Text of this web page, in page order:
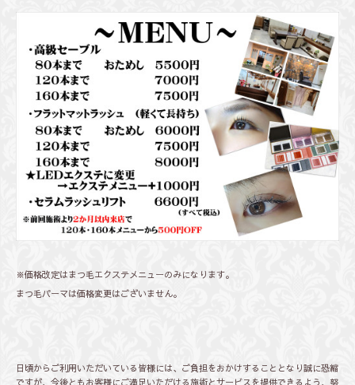
※価格改定はまつ毛エクステメニューのみになります。
まつ毛パーマは価格変更はございません。
日頃からご利用いただいている皆様には、ご負担をおかけすることとなり誠に恐縮
ですが、今後ともお客様にご満足いただける施術とサービスを提供できるよう、努